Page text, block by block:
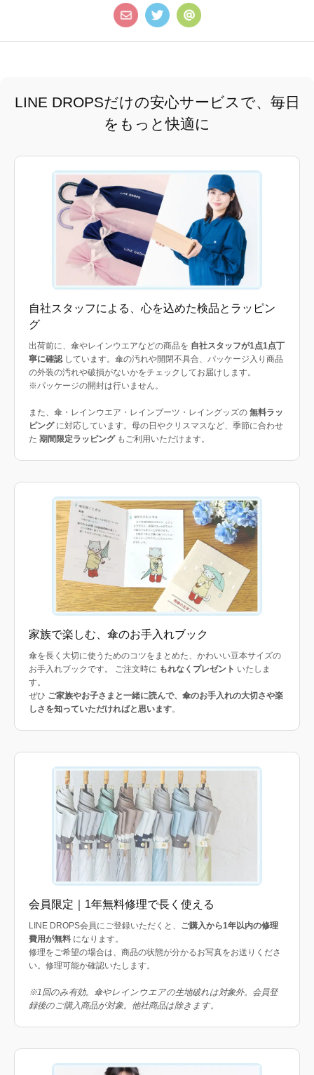
LINE DROPSだけの安心サービスで、毎日
をもっと快適に
自社スタッフによる、心を込めた検品とラッピン
グ
出荷前に、傘やレインウエアなどの商品を 自社スタッフが1点1点丁
寧に確認しています。傘の汚れや開閉不具合、パッケージ入り商品
の外装の汚れや破損がないかをチェックしてお届けします。
※パッケージの開封は行いません。
また、傘・レインウエア・レインブーツ・レイングッズの 無料ラッ
ピングに対応しています。母の日やクリスマスなど、季節に合わせ
た 期間限定ラッピングもご利用いただけます。
家族で楽しむ、傘のお手入れブック
傘を長く大切に使うためのコツをまとめた、かわいい豆本サイズの
お手入れブックです。 ご注文時に もれなくプレゼント いたしま
す。
ぜひ ご家族やお子さまと一緒に読んで、傘のお手入れの大切さや楽
しさを知っていただければと思います。
会員限定｜1年無料修理で長く使える
LINE DROPS会員にご登録いただくと、 ご購入から1年以内の修理
費用が無料 になります。
修理をご希望の場合は、商品の状態が分かるお写真をお送りくださ
い。修理可能か確認いたします。
※1回のみ有効。傘やレインウエアの生地破れは対象外。会員登
録後のご購入商品が対象。他社商品は除きます。